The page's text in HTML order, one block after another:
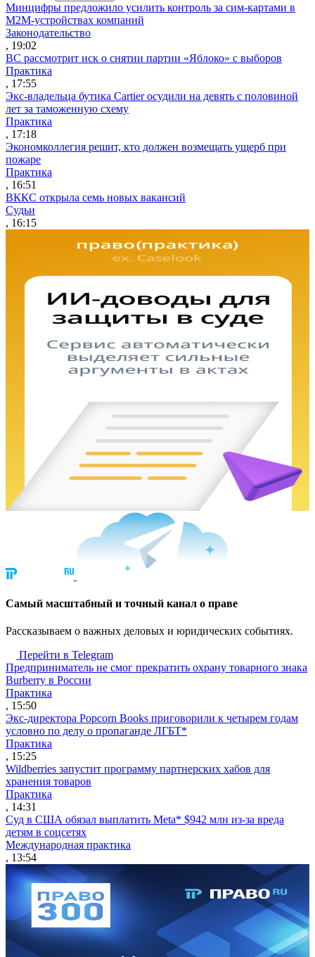
Минцифры предложило усилить контроль за сим-картами в
M2M-устройствах компаний
Законодательство
, 19:02
ВС рассмотрит иск о снятии партии «Яблоко» с выборов
Практика
, 17:55
Экс-владельца бутика Cartier осудили на девять с половиной
лет за таможенную схему
Практика
, 17:18
Экономколлегия решит, кто должен возмещать ущерб при
пожаре
Практика
, 16:51
ВККС открыла семь новых вакансий
Судьи
, 16:15
Cамый масштабный и точный канал о праве
Рассказываем о важных деловых и юридических событиях.
Перейти в Telegram
Предприниматель не смог прекратить охрану товарного знака
Burberry в России
Практика
, 15:50
Экс-директора Popcorn Books приговорили к четырем годам
условно по делу о пропаганде ЛГБТ*
Практика
, 15:25
Wildberries запустит программу партнерских хабов для
хранения товаров
Практика
, 14:31
Суд в США обязал выплатить Meta* $942 млн из-за вреда
детям в соцсетях
Международная практика
, 13:54